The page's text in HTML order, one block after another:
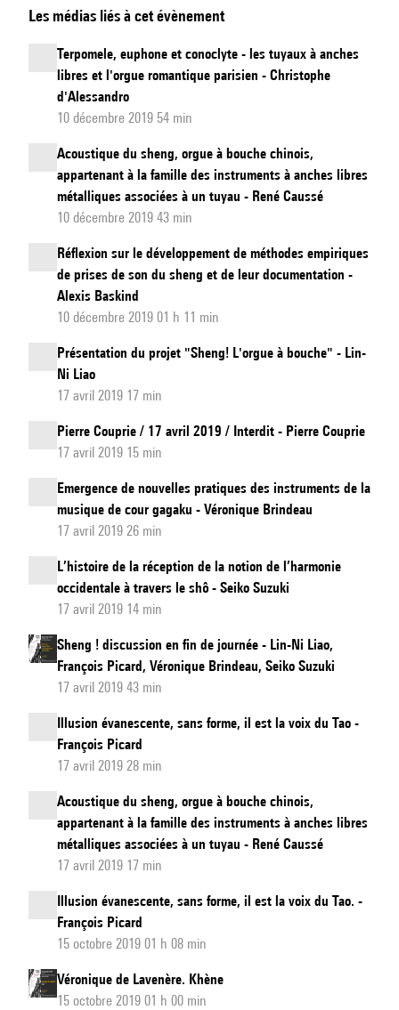
et
cartographie
timbre
sheng
Les médias liés à cet évènement
Terpomele, euphone et conoclyte - les tuyaux à anches
libres et l'orgue romantique parisien - Christophe
d'Alessandro
10 décembre 2019 54 min
Acoustique du sheng, orgue à bouche chinois,
appartenant à la famille des instruments à anches libres
métalliques associées à un tuyau - René Caussé
10 décembre 2019 43 min
Réflexion sur le développement de méthodes empiriques
de prises de son du sheng et de leur documentation -
Alexis Baskind
10 décembre 2019 01 h 11 min
Présentation du projet "Sheng! L'orgue à bouche" - Lin-
Ni Liao
17 avril 2019 17 min
Pierre Couprie / 17 avril 2019 / Interdit - Pierre Couprie
17 avril 2019 15 min
Emergence de nouvelles pratiques des instruments de la
musique de cour gagaku - Véronique Brindeau
17 avril 2019 26 min
L’histoire de la réception de la notion de l’harmonie
occidentale à travers le shô - Seiko Suzuki
17 avril 2019 14 min
Sheng ! discussion en fin de journée - Lin-Ni Liao,
François Picard, Véronique Brindeau, Seiko Suzuki
17 avril 2019 43 min
Illusion évanescente, sans forme, il est la voix du Tao -
François Picard
17 avril 2019 28 min
Acoustique du sheng, orgue à bouche chinois,
appartenant à la famille des instruments à anches libres
métalliques associées à un tuyau - René Caussé
17 avril 2019 17 min
Illusion évanescente, sans forme, il est la voix du Tao. -
François Picard
15 octobre 2019 01 h 08 min
Véronique de Lavenère. Khène
15 octobre 2019 01 h 00 min